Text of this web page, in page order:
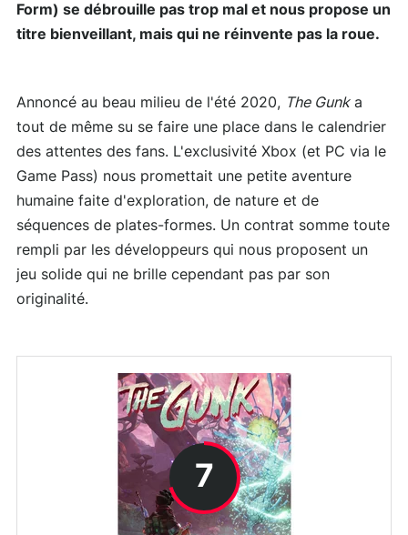
Form) se débrouille pas trop mal et nous propose un
titre bienveillant, mais qui ne réinvente pas la roue.
Annoncé au beau milieu de l'été 2020, The Gunka
tout de même su se faire une place dans le calendrier
des attentes des fans. L'exclusivité Xbox (et PC via le
Game Pass) nous promettait une petite aventure
humaine faite d'exploration, de nature et de
séquences de plates-formes. Un contrat somme toute
rempli par les développeurs qui nous proposent un
jeu solide qui ne brille cependant pas par son
originalité.
7